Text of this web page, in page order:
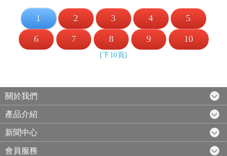
1 2 3 4 5
6 7 8 9 10
[下10頁]
關於我們
產品介紹
新聞中心
會員服務